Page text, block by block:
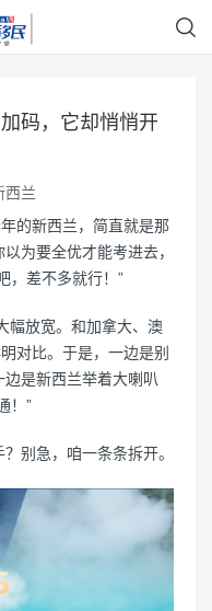
码，它却悄悄开
西兰
的新西兰，简直就是那
为要全优才能考进去，
，差不多就行！”
幅放宽。和加拿大、澳
对比。于是，一边是别
是新西兰举着大喇叭
！”
别急，咱一条条拆开。